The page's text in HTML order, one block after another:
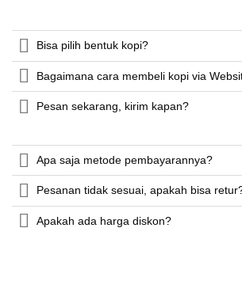
Bisa pilih bentuk kopi?
Bagaimana cara membeli kopi via
Pesan sekarang, kirim kapan?
Apa saja metode pembayarannya?
Pesanan tidak sesuai, apakah bisa
Apakah ada harga diskon?